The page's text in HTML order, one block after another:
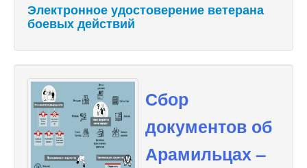
Электронное удостоверение ветерана
боевых действий
Сбор
документов об
Арамильцах –